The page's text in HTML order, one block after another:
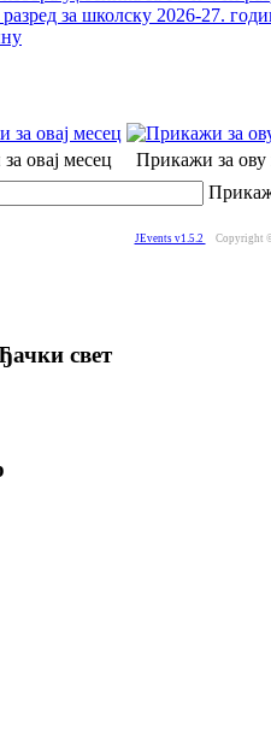
за школску 2026-27.
овај месец Прикажи за
JEvents v1.5.2 Copyright
свет